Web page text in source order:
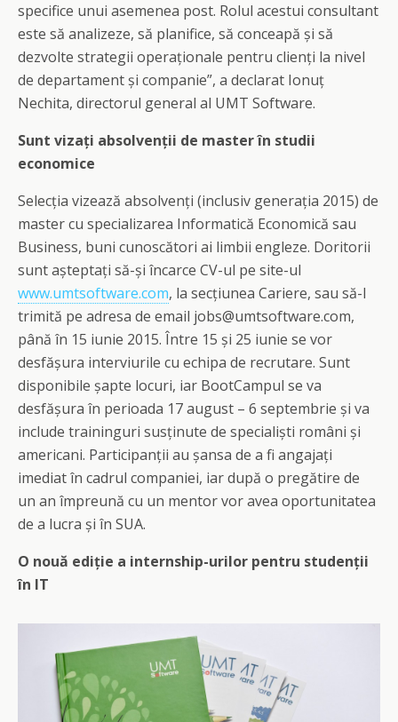
specifice unui asemenea post. Rolul acestui consultant
este să analizeze, să planifice, să conceapă și să
dezvolte strategii operaționale pentru clienți la nivel
de departament și companie”, a declarat Ionuț
Nechita, directorul general al UMT Software.
Sunt vizați absolvenții de master în studii
economice
Selecția vizează absolvenți (inclusiv generația 2015) de
master cu specializarea Informatică Economică sau
Business, buni cunoscători ai limbii engleze. Doritorii
sunt așteptați să-și încarce CV-ul pe site-ul
www.umtsoftware.com, la secțiunea Cariere, sau să-l
trimită pe adresa de email jobs@umtsoftware.com,
până în 15 iunie 2015. Între 15 și 25 iunie se vor
desfășura interviurile cu echipa de recrutare. Sunt
disponibile șapte locuri, iar BootCampul se va
desfășura în perioada 17 august – 6 septembrie și va
include traininguri susținute de specialiști români și
americani. Participanții au șansa de a fi angajați
imediat în cadrul companiei, iar după o pregătire de
un an împreună cu un mentor vor avea oportunitatea
de a lucra și în SUA.
O nouă ediție a internship-urilor pentru studenții
în IT